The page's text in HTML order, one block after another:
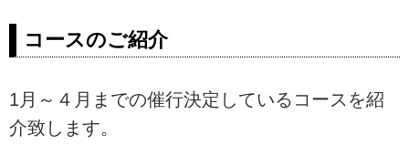
コースのご紹介
1月～４月までの催行決定しているコースを紹
介致します。